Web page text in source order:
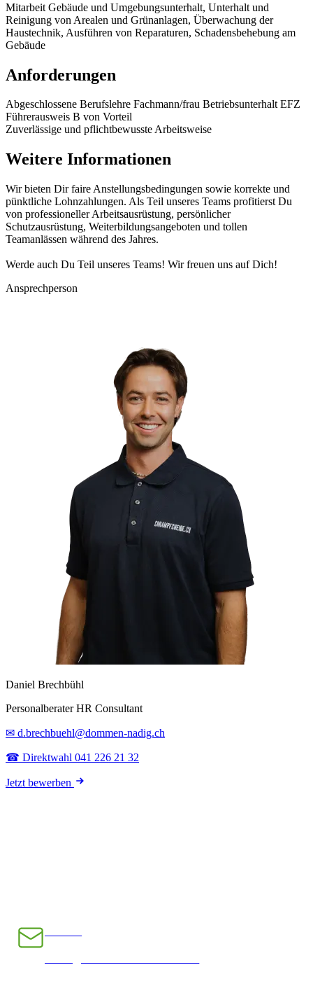
Mitarbeit Gebäude und Umgebungsunterhalt, Unterhalt und
Reinigung von Arealen und Grünanlagen, Überwachung der
Haustechnik, Ausführen von Reparaturen, Schadensbehebung am
Gebäude
Anforderungen
Abgeschlossene Berufslehre Fachmann/frau Betriebsunterhalt EFZ
Führerausweis B von Vorteil
Zuverlässige und pflichtbewusste Arbeitsweise
Weitere Informationen
Wir bieten Dir faire Anstellungsbedingungen sowie korrekte und
pünktliche Lohnzahlungen. Als Teil unseres Teams profitierst Du
von professioneller Arbeitsausrüstung, persönlicher
Schutzausrüstung, Weiterbildungsangeboten und tollen
Teamanlässen während des Jahres.
Werde auch Du Teil unseres Teams! Wir freuen uns auf Dich!
Ansprechperson
Daniel Brechbühl
Personalberater HR Consultant
✉ d.brechbuehl@dommen-nadig.ch
☎ Direktwahl 041 226 21 32
Jetzt bewerben